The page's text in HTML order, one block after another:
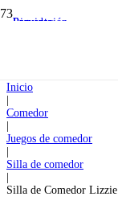
Inicio
Comedor
Juegos de comedor
Silla de comedor
Silla de Comedor Lizzie
Liquidación
Preventa
Preventa